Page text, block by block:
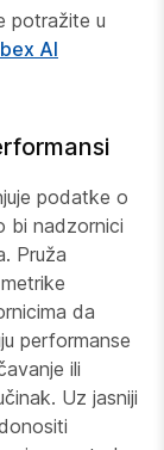
potražite u
AI
podatke o
bi nadzornici
Pruža
da
performanse
ili
Uz jasniji